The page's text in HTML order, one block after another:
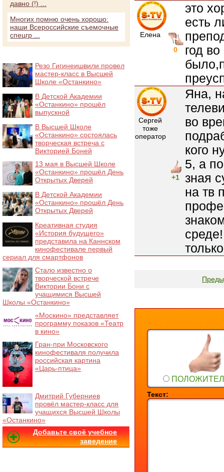
Елена
0
это
есть
год
Сергей
тоже
оператор
+1
Яна,
во
кого
5, а
зная
на тв
Текст:
давно (!) ...
Многих помню очень хорошо:
наши Всероссийские съемочные
спецгр ...
Резо Гигинеишвили провел
мастер-класс в Высшей
Школе «Останкино»
В Детской Академии
«Останкино» прошёл
выпускной
В Высшей Школе
«Останкино» состоялась
творческая встреча с
Викторией Боней
13 мая в Высшей Школе
«Останкино» прошёл День
Открытых Дверей
В Детской Академии
«Останкино» прошёл День
Открытых Дверей
Креативная студия
«История будущего»
представила на Каннском
кинофестивале первый
сериал для смартфонов
Стало известно о
творческой встрече
Виктории Бони с
учащимися Высшей
Школы «Останкино»
«Москино» представляет
программу показов «Театр
в кино»
Гран-при Московского
кинофестиваля получила
российская картина
«Царь-птица»
Дмитрий Губерниев
провёл мастер-класс для
учащихся Высшей Школы
«Останкино»
Добавьте своё учебное
заведение